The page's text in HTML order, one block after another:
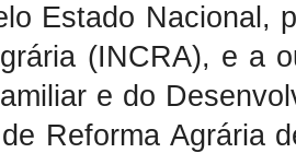
Estado Nacional,
(INCRA), e a
e do
Reforma Agrária